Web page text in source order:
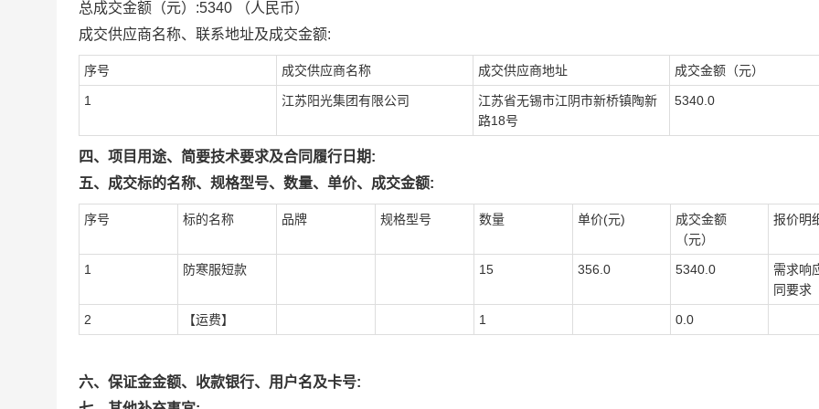
总成交金额（元）:5340 （人民币）
成交供应商名称、联系地址及成交金额:
序号 成交供应商名称 成交供应商地址 成交金额（元）
1 江苏阳光集团有限公司
江苏省无锡市江阴市新桥镇陶新
路18号
5340.0
四、项目用途、简要技术要求及合同履行日期:
五、成交标的名称、规格型号、数量、单价、成交金额:
序号 标的名称 品牌 规格型号 数量 单价(元)
成交金额
（元）
报价明
1 防寒服短款 15 356.0 5340.0
需求响
同要求
2 【运费】 1 0.0
六、保证金金额、收款银行、用户名及卡号: